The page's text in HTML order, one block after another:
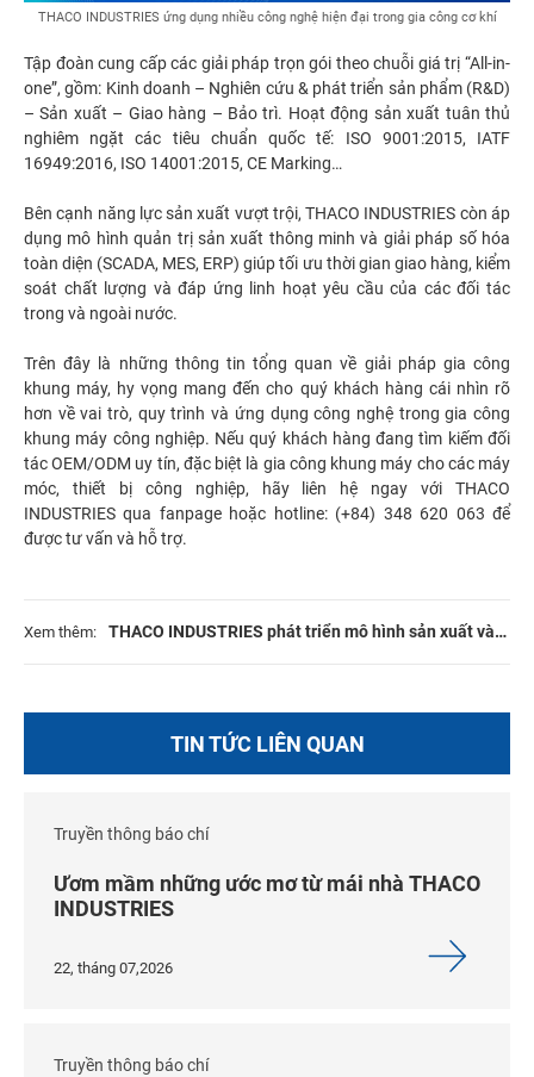
THACO INDUSTRIES ứng dụng nhiều công nghệ hiện đại trong gia công cơ khí
Tập đoàn cung cấp các giải pháp trọn gói theo chuỗi giá trị “All-in-
one”, gồm: Kinh doanh – Nghiên cứu & phát triển sản phẩm (R&D)
– Sản xuất – Giao hàng – Bảo trì. Hoạt động sản xuất tuân thủ
nghiêm ngặt các tiêu chuẩn quốc tế: ISO 9001:2015, IATF
16949:2016, ISO 14001:2015, CE Marking…
Bên cạnh năng lực sản xuất vượt trội, THACO INDUSTRIES còn áp
dụng mô hình quản trị sản xuất thông minh và giải pháp số hóa
toàn diện (SCADA, MES, ERP) giúp tối ưu thời gian giao hàng, kiểm
soát chất lượng và đáp ứng linh hoạt yêu cầu của các đối tác
trong và ngoài nước.
Trên đây là những thông tin tổng quan về giải pháp gia công
khung máy, hy vọng mang đến cho quý khách hàng cái nhìn rõ
hơn về vai trò, quy trình và ứng dụng công nghệ trong gia công
khung máy công nghiệp. Nếu quý khách hàng đang tìm kiếm đối
tác OEM/ODM uy tín, đặc biệt là gia công khung máy cho các máy
móc, thiết bị công nghiệp, hãy liên hệ ngay với THACO
INDUSTRIES qua fanpagehoặc hotline: (+84) 348 620 063 để
được tư vấn và hỗ trợ.
Xem thêm: THACO INDUSTRIES phát triển mô hình sản xuất và
TIN TỨC LIÊN QUAN
Truyền thông báo chí
Ươm mầm những ước mơ từ mái nhà THACO
INDUSTRIES
22, tháng 07,2026
Truyền thông báo chí